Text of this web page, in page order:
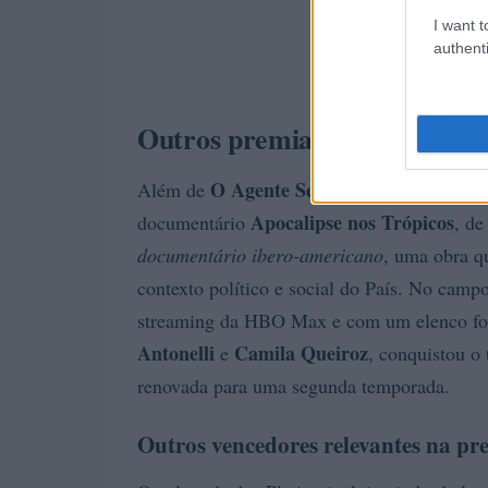
I want
Outros premiados brasileiros
Além de O Agente Secreto
documentário Apocalipse nos Trópicos, de
documentário ibero-americano, uma obra
contexto político e social do País. No
streaming da HBO Max e com um elenco
Antonelli e Camila Queiroz, conquistou o
renovada para uma segunda temporada.
Outros vencedores relevantes na